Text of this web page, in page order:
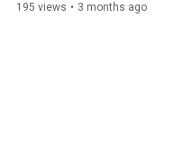
195 views • 3 months ago